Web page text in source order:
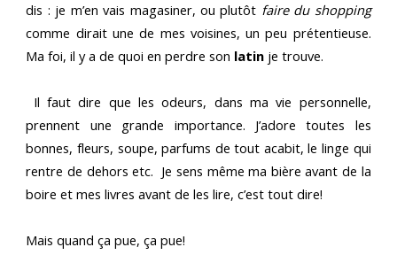
dis : je m’en vais magasiner, ou plutôt faire du shopping
comme dirait une de mes voisines, un peu prétentieuse.
Ma foi, il y a de quoi en perdre son latin je trouve.
Il faut dire que les odeurs, dans ma vie personnelle,
prennent une grande importance. J’adore toutes les
bonnes, fleurs, soupe, parfums de tout acabit, le linge qui
rentre de dehors etc. Je sens même ma bière avant de la
boire et mes livres avant de les lire, c’est tout dire!
Mais quand ça pue, ça pue!